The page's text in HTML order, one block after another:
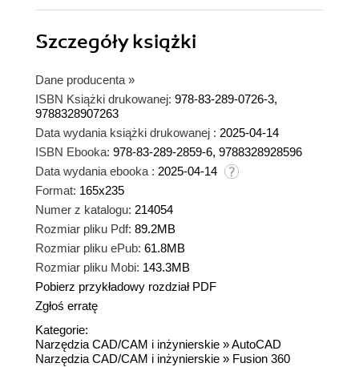
Szczegółyksiążki
Dane producenta »
ISBN Książki drukowanej: 978-83-289-0726-3,
9788328907263
Data wydania książki drukowanej : 2025-04-14
ISBN Ebooka: 978-83-289-2859-6, 9788328928596
Data wydania ebooka : 2025-04-14
Format: 165x235
Numer z katalogu: 214054
Rozmiar pliku Pdf: 89.2MB
Rozmiar pliku ePub: 61.8MB
Rozmiar pliku Mobi: 143.3MB
Pobierz przykładowy rozdział PDF
Zgłoś erratę
Kategorie:
Narzędzia CAD/CAM i inżynierskie »AutoCAD
Narzędzia CAD/CAM i inżynierskie » Fusion 360